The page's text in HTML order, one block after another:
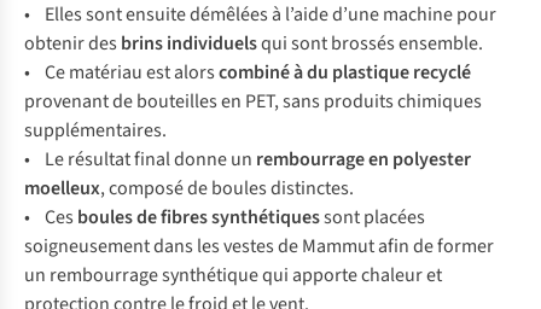
• Elles sont ensuite démêlées à l’aide d’une machine pour
obtenir des brins individuelsqui sont brossés ensemble.
• Ce matériau est alorscombiné à du plastique recyclé
provenant de bouteilles en PET, sans produits chimiques
supplémentaires.
• Le résultat final donne un rembourrage en polyester
moelleux, composé de boules distinctes.
• Ces boules de fibres synthétiquessont placées
soigneusement dans les vestes de Mammut afin de former
un rembourrage synthétique qui apporte chaleur et